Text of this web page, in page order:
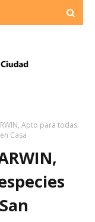
Apto para todas
Casa